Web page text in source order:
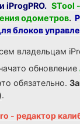
iProgPRO. STool
одометров.
блоков
владельцам
обновление
обязательно.
.
- редактор